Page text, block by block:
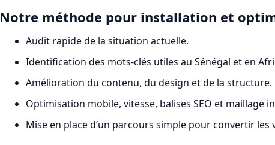
Notre méthode pour installation et
Audit rapide de la situation actuelle.
Identification des mots-clés utiles au Sénégal et en
Amélioration du contenu, du design et de la structure.
Optimisation mobile, vitesse, balises SEO et maillage
Mise en place d’un parcours simple pour convertir les